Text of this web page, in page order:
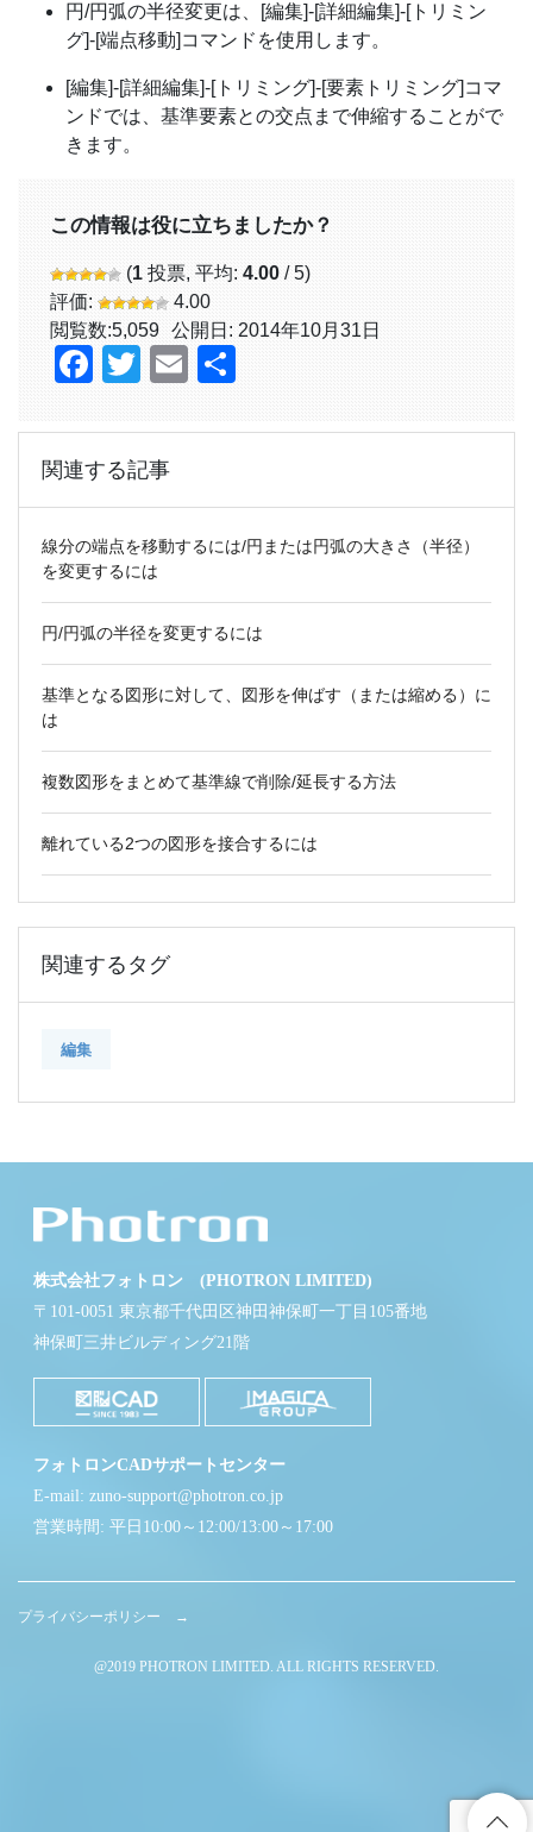
円/円弧の半径変更は、[編集]-[詳細編集]-[トリミン
グ]-[端点移動]コマンドを使用します。
[編集]-[詳細編集]-[トリミング]-[要素トリミング]コマ
ンドでは、基準要素との交点まで伸縮することがで
きます。
この情報は役に立ちましたか？
(1 投票, 平均: 4.00 / 5)
評価:
4.00
閲覧数:5,059 公開日: 2014年10月31日
Facebook
TwitterEmail
関連する記事
線分の端点を移動するには/円または円弧の大きさ（半径）
を変更するには
円/円弧の半径を変更するには
基準となる図形に対して、図形を伸ばす（または縮める）に
は
複数図形をまとめて基準線で削除/延長する方法
離れている2つの図形を接合するには
関連するタグ
編集
株式会社フォトロン (PHOTRON LIMITED)
〒101-0051 東京都千代田区神田神保町一丁目105番地
神保町三井ビルディング21階
フォトロンCADサポートセンター
E-mail: zuno-support@photron.co.jp
営業時間: 平日10:00～12:00/13:00～17:00
プライバシーポリシー →
@2019 PHOTRON LIMITED. ALL RIGHTS RESERVED.